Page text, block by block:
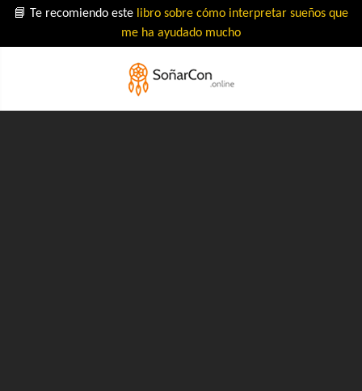
📘 Te recomiendo este libro sobre cómo interpretar sueños que
me ha ayudado mucho